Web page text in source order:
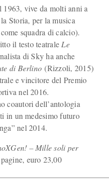
1963, vive da molti anni a
Storia, per la musica
squadra di calcio).
il testo teatrale Le
di Sky ha anche
di Berlino (Rizzoli, 2015)
e vincitore del Premio
nel 2016.
coautori dell’antologia
in un medesimo futuro
nel 2014.
– Mille soli per
euro 23,00